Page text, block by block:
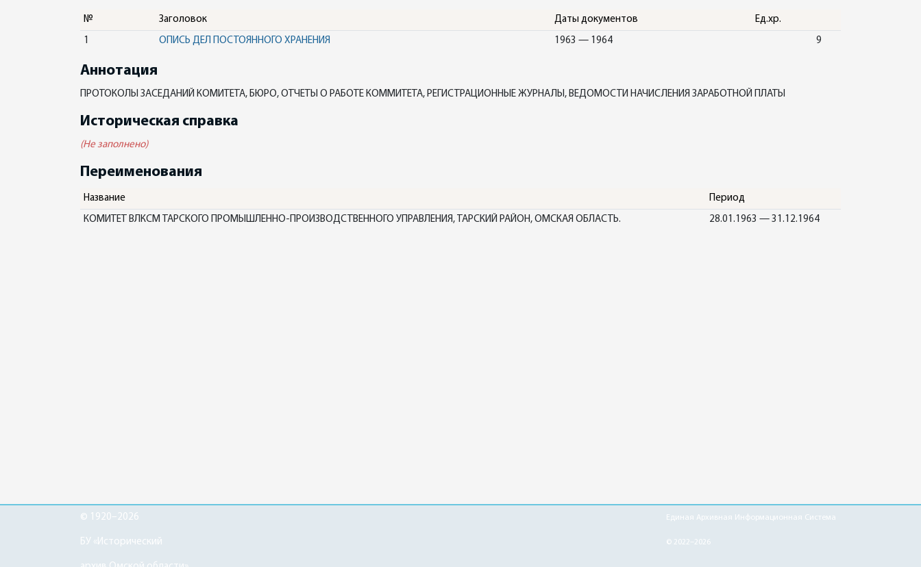
№ Заголовок Даты документов Ед.хр.
1 ОПИСЬ ДЕЛ ПОСТОЯННОГО ХРАНЕНИЯ 1963 — 1964 9
Аннотация
ПРОТОКОЛЫ ЗАСЕДАНИЙ КОМИТЕТА, БЮРО, ОТЧЕТЫ О РАБОТЕ КОММИТЕТА, РЕГИСТРАЦИОННЫЕ ЖУРНАЛЫ, ВЕДОМОСТИ НАЧИСЛЕНИЯ ЗАРАБОТНОЙ ПЛАТЫ
Историческая справка
(Не заполнено)
Переименования
Название Период
КОМИТЕТ ВЛКСМ ТАРСКОГО ПРОМЫШЛЕННО-ПРОИЗВОДСТВЕННОГО УПРАВЛЕНИЯ, ТАРСКИЙ РАЙОН, ОМСКАЯ ОБЛАСТЬ. 28.01.1963 — 31.12.1964
© 1920–2026
БУ «Исторический
Единая Архивная Информационная Система
© 2022–2026